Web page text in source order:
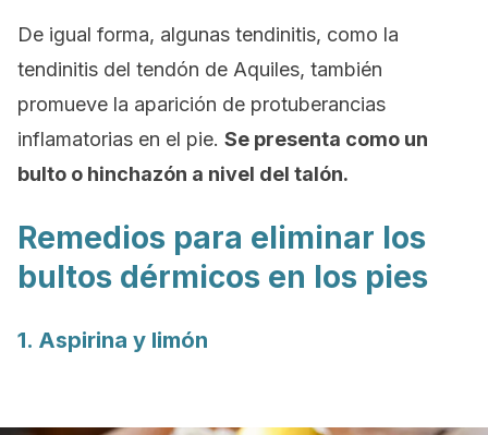
De igual forma, algunas tendinitis, como la
tendinitis del tendón de Aquiles, también
promueve la aparición de protuberancias
inflamatorias en el pie. Se presenta como un
bulto o hinchazón a nivel del talón.
Remedios para eliminar los
bultos dérmicos en los pies
1. Aspirina y limón